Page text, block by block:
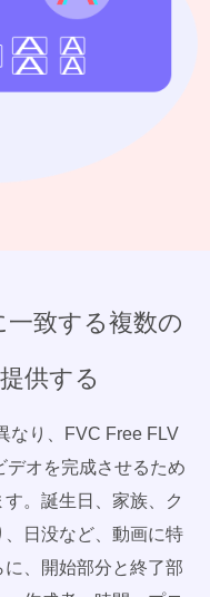
致する複数の
供する
なり、FVC Free FLV
デオを完成させるため
。誕生日、家族、ク
日没など、動画に特
、開始部分と終了部